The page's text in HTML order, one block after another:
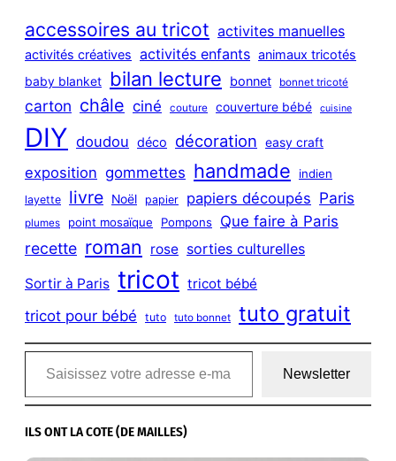
c
h
accessoires au tricot activites manuelles
activités créatives activités enfants animaux tricotés
baby blanket bilan lecture bonnet bonnet tricoté
carton châle ciné couture couverture bébé cuisine
DIY doudou déco décoration easy craft
exposition gommettes handmade indien
layette livre Noël papier papiers découpés Paris
plumes point mosaïque Pompons Que faire à Paris
recette roman rose sorties culturelles
Sortir à Paris tricot tricot bébé
tricot pour bébé tuto tuto bonnet tuto gratuit
Saisissez votre adresse e-mail…
Newsletter
ILS ONT LA COTE (DE MAILLES)